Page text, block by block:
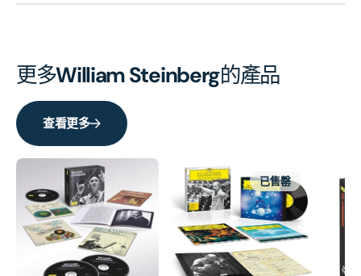
更多William Steinberg的產品
查看更多
已售罄